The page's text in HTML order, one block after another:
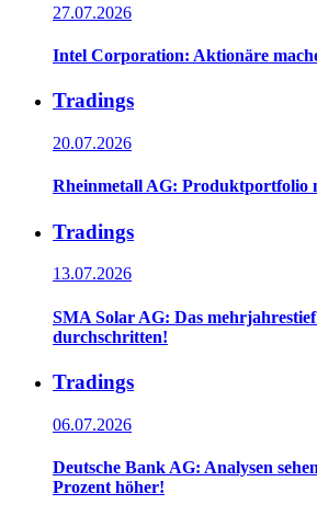
27.07.2026
Intel Corporation: Aktionäre
Tradings
20.07.2026
Rheinmetall AG: Produktportfolio
Tradings
13.07.2026
SMA Solar AG: Das
durchschritten!
Tradings
06.07.2026
Deutsche Bank AG: Analysen
Prozent höher!